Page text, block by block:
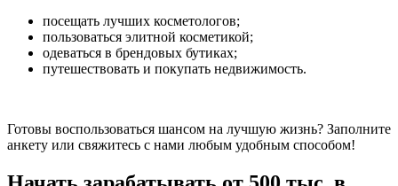
посещать лучших косметологов;
пользоваться элитной косметикой;
одеваться в брендовых бутиках;
путешествовать и покупать недвижимость.
Готовы воспользоваться шансом на лучшую жизнь? Заполните
анкету или свяжитесь с нами любым удобным способом!